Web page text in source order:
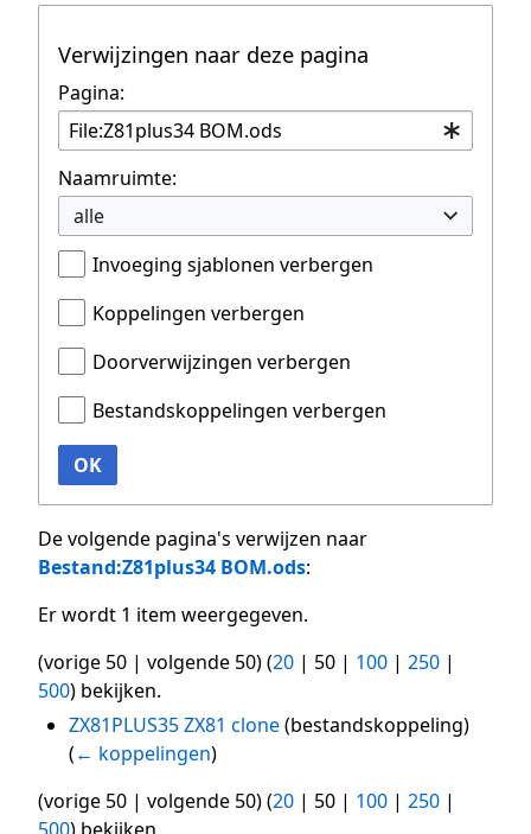
Verwijzingen naar deze pagina
Pagina:
Naamruimte:
alle
Invoeging sjablonen verbergen
Koppelingen verbergen
Doorverwijzingen verbergen
Bestandskoppelingen verbergen
OK
De volgende pagina's verwijzen naar
Bestand:Z81plus34 BOM.ods:
Er wordt 1 item weergegeven.
(vorige 50 | volgende 50) (20 | 50 | 100 | 250 |
500) bekijken.
ZX81PLUS35 ZX81 clone(bestandskoppeling)
(← koppelingen)
(vorige 50 | volgende 50) (20 | 50 | 100 | 250 |